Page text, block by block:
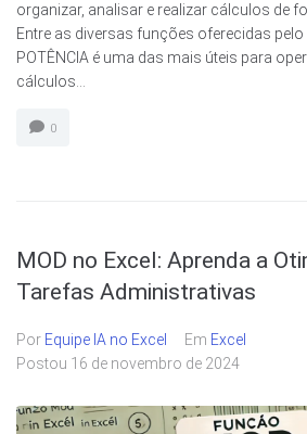
organizar, analisar e realizar cálculos de
Entre as diversas funções oferecidas pelo
POTÊNCIA é uma das mais úteis para
cálculos...
0
MOD no Excel: Aprenda a
Tarefas Administrativas
Por Equipe IA no Excel Em Excel
Postou 16 de novembro de 2024